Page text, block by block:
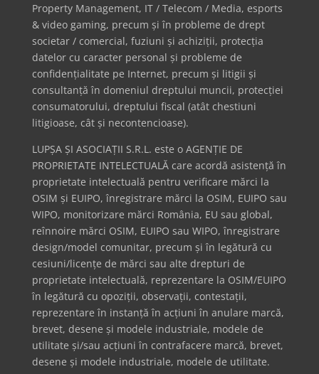
Property Management, IT / Telecom / Media, esports
& video gaming, precum și în probleme de drept
societar / comercial, fuziuni și achiziții, protecția
datelor cu caracter personal și probleme de
confidențialitate pe Internet, precum și litigii și
consultanță în domeniul dreptului muncii, protecției
consumatorului, dreptului fiscal (atât chestiuni
litigioase, cât și necontencioase).
LUPȘA ȘI ASOCIAȚII S.R.L. este o AGENȚIE DE
PROPRIETATE INTELECTUALĂ care acordă asistență în
proprietate intelectuală pentru verificare mărci la
OSIM și EUIPO, înregistrare mărci la OSIM, EUIPO sau
WIPO, monitorizare mărci România, EU sau global,
reînnoire mărci OSIM, EUIPO sau WIPO, înregistrare
design/model comunitar, precum și în legătură cu
cesiuni/licențe de mărci sau alte drepturi de
proprietate intelectuală, reprezentare la OSIM/EUIPO
în legătură cu opoziții, observații, contestații,
reprezentare în instanță în acțiuni în anulare marcă,
brevet, desene și modele industriale, modele de
utilitate și/sau acțiuni în contrafacere marcă, brevet,
desene și modele industriale, modele de utilitate.